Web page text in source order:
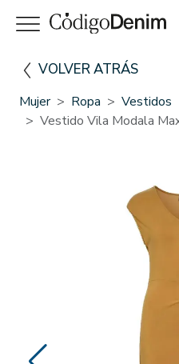
VOLVER ATRÁS
Mujer Ropa
Vestidos
Vestido Vila Modala